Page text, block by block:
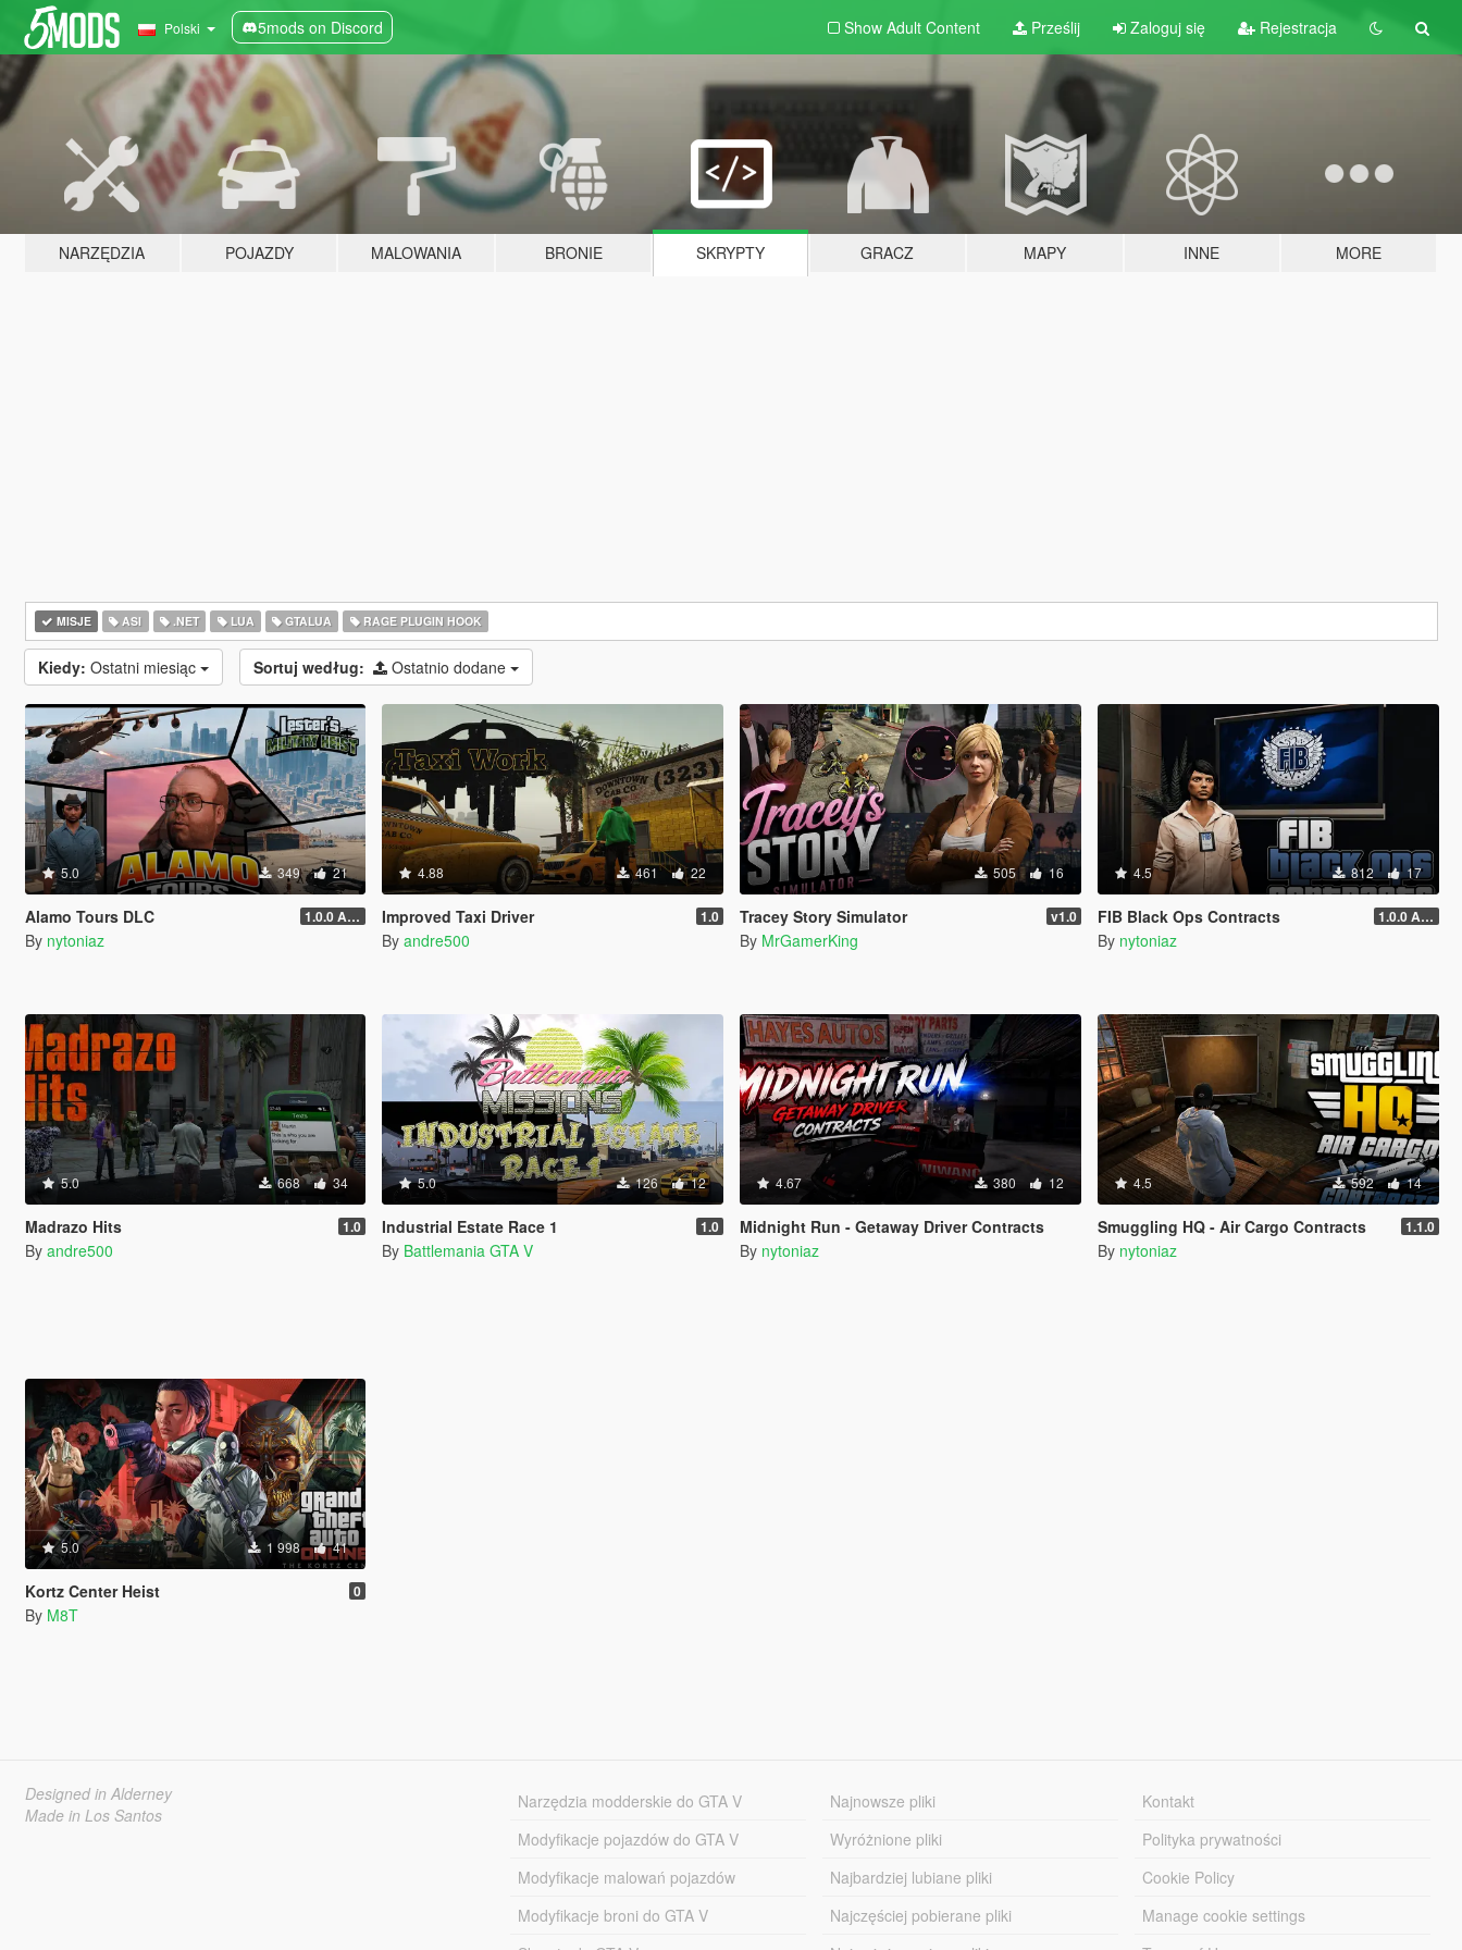
Polski 5mods on Discord Show Adult Content Prześlij Zaloguj się Rejestracja
NARZĘDZIA POJAZDY MALOWANIA BRONIE SKRYPTY GRACZ MAPY INNE MORE
MISJE ASI .NET LUA GTALUA RAGE PLUGIN HOOK
Kiedy: Ostatni miesiąc Sortuj według: Ostatnio dodane
5.0 349 21
Alamo Tours DLC 1.0.0 Alpha
By nytoniaz
4.88 461 22
Improved Taxi Driver 1.0
By andre500
505 16
Tracey Story Simulator v1.0
By MrGamerKing
4.5 812 17
FIB Black Ops Contracts 1.0.0 Alpha
By nytoniaz
5.0 668 34
Madrazo Hits 1.0
By andre500
5.0 126 12
Industrial Estate Race 1 1.0
By Battlemania GTA V
4.67 380 12
Midnight Run - Getaway Driver Contracts
By nytoniaz
4.5 592 14
Smuggling HQ - Air Cargo Contracts 1.1.0
By nytoniaz
5.0 1 998 41
Kortz Center Heist 0
By M8T
Designed in Alderney
Made in Los Santos
Narzędzia modderskie do GTA V
Modyfikacje pojazdów do GTA V
Modyfikacje malowań pojazdów
Modyfikacje broni do GTA V
Najnowsze pliki
Wyróżnione pliki
Najbardziej lubiane pliki
Najczęściej pobierane pliki
Kontakt
Polityka prywatności
Cookie Policy
Manage cookie settings